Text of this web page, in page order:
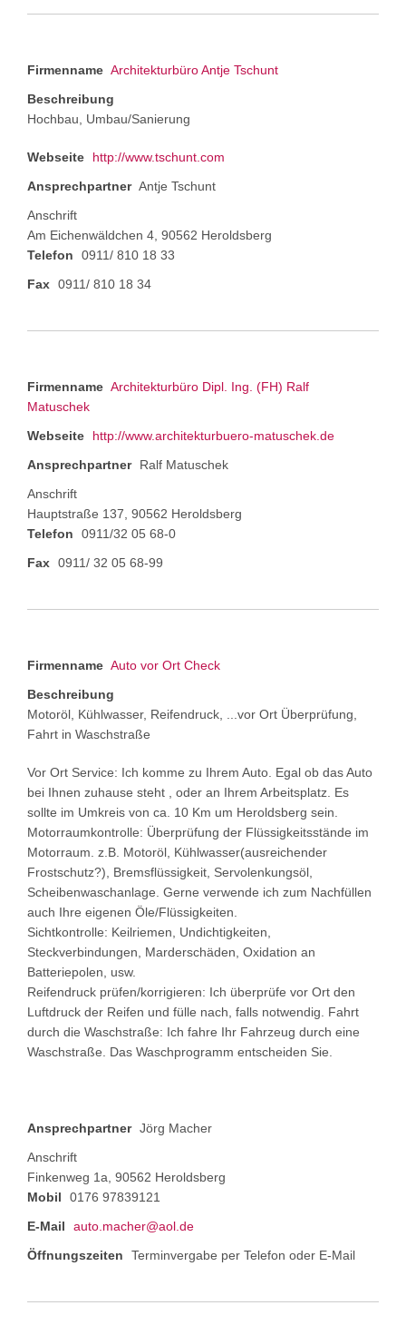
Firmenname Architekturbüro Antje Tschunt
Beschreibung
Hochbau, Umbau/Sanierung
Webseite
http://www.tschunt.com
Ansprechpartner Antje Tschunt
Anschrift
Am Eichenwäldchen 4, 90562 Heroldsberg
Telefon
0911/ 810 18 33
Fax 0911/ 810 18 34
Firmenname Architekturbüro Dipl. Ing. (FH) Ralf
Matuschek
Webseite
http://www.architekturbuero-matuschek.de
Ansprechpartner
Ralf Matuschek
Anschrift
Hauptstraße 137, 90562 Heroldsberg
Telefon
0911/32 05 68-0
Fax 0911/ 32 05 68-99
Firmenname Auto vor Ort Check
Beschreibung
Motoröl, Kühlwasser, Reifendruck, ...vor Ort Überprüfung,
Fahrt in Waschstraße
Vor Ort Service: Ich komme zu Ihrem Auto. Egal ob das Auto
bei Ihnen zuhause steht , oder an Ihrem Arbeitsplatz. Es
sollte im Umkreis von ca. 10 Km um Heroldsberg sein.
Motorraumkontrolle: Überprüfung der Flüssigkeitsstände im
Motorraum. z.B. Motoröl, Kühlwasser(ausreichender
Frostschutz?), Bremsflüssigkeit, Servolenkungsöl,
Scheibenwaschanlage. Gerne verwende ich zum Nachfüllen
auch Ihre eigenen Öle/Flüssigkeiten.
Sichtkontrolle: Keilriemen, Undichtigkeiten,
Steckverbindungen, Marderschäden, Oxidation an
Batteriepolen, usw.
Reifendruck prüfen/korrigieren: Ich überprüfe vor Ort den
Luftdruck der Reifen und fülle nach, falls notwendig. Fahrt
durch die Waschstraße: Ich fahre Ihr Fahrzeug durch eine
Waschstraße. Das Waschprogramm entscheiden Sie.
Ansprechpartner Jörg Macher
Anschrift
Finkenweg 1a, 90562 Heroldsberg
Mobil
0176 97839121
E-Mail
auto.macher@aol.de
Öffnungszeiten
Terminvergabe per Telefon oder E-Mail